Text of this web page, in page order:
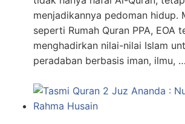
menjadikannya pedoman hidup.
seperti Rumah Quran PPA, EOA
menghadirkan nilai-nilai Islam
peradaban berbasis iman, ilmu, …